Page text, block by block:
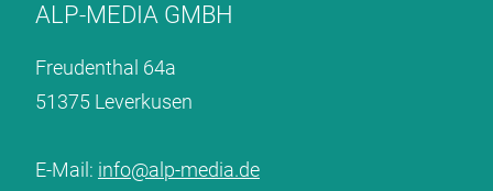
ALP-MEDIA GMBH
Freudenthal 64a
51375 Leverkusen
E-Mail: info@alp-media.de